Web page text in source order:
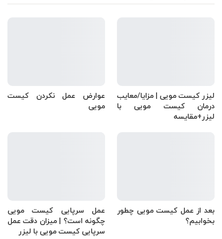
لیزر کیست مویی | مزایا/معایب
درمان کیست مویی با
لیزر+مقایسه
عوارض عمل نکردن کیست
مویی
بعد از عمل کیست مویی چطور
بخوابیم؟
عمل سرپایی کیست مویی
چگونه است؟ | میزان دقت عمل
سرپایی کیست مویی با لیزر